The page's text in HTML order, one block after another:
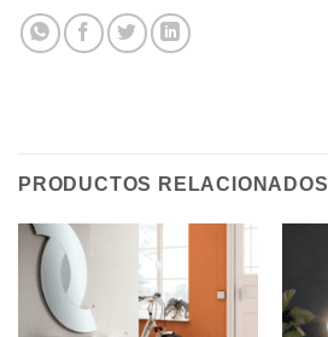
PRODUCTOS RELACIONADOS